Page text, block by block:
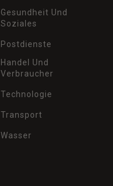
Gesundheit Und
Soziales
Postdienste
Handel Und
Verbraucher
Technologie
Transport
Wasser